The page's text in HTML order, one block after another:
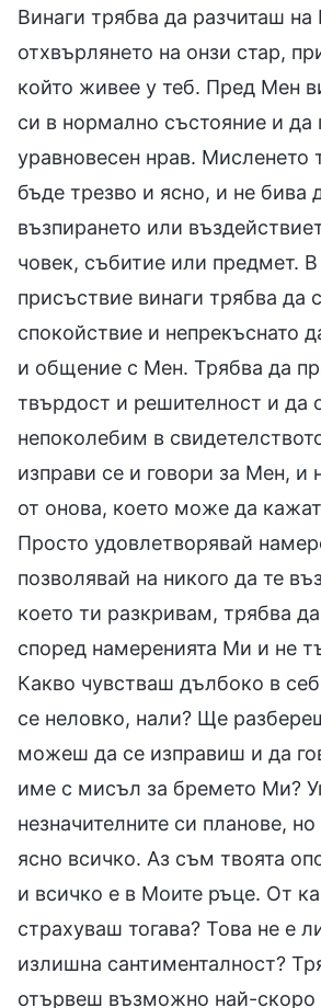
Винаги трябва да разчиташ на
отхвърлянето на онзи стар,
който живее у теб. Пред Мен
си в нормално състояние и да
уравновесен нрав. Мисленето
бъде трезво и ясно, и не бива
възпирането или
човек, събитие или предмет.
присъствие винаги трябва да
спокойствие и непрекъснато
и общение с Мен. Трябва да
твърдост и решителност и да
непоколебим в
изправи се и говори за Мен, и
от онова, което може да
Просто удовлетворявай
позволявай на никого да те
което ти разкривам, трябва
според намеренията Ми и не
Какво чувстваш дълбоко в
се неловко, нали? Ще
можеш да се изправиш и да
име с мисъл за бремето Ми?
незначителните си планове,
ясно всичко. Аз съм твоята
и всичко е в Моите ръце. От
страхуваш тогава? Това не е
излишна сантименталност?
отървеш възможно най-скоро